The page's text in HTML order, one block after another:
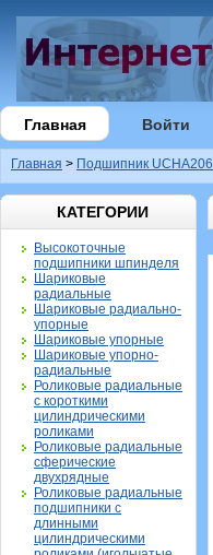
Главная Войти
Главная > Подшипник UCHA206
КАТЕГОРИИ
Высокоточные
подшипники шпинделя
Шариковые
радиальные
Шариковые радиально-
упорные
Шариковые упорные
Шариковые упорно-
радиальные
Роликовые радиальные
с короткими
цилиндрическими
роликами
Роликовые радиальные
сферические
двухрядные
Роликовые радиальные
подшипники с
длинными
цилиндрическими